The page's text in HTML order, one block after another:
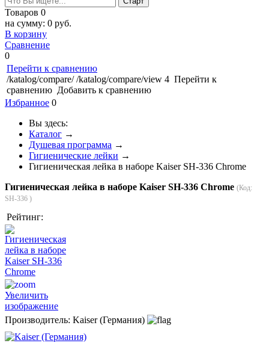
Товаров 0
на сумму: 0 руб.
В корзину
Сравнение
0
Перейти к сравнению
/katalog/compare/ /katalog/compare/view 4 Перейти к
сравнению Добавить к сравнению
Избранное 0
Вы здесь:
Каталог →
Душевая программа →
Гигиенические лейки →
Гигиеническая лейка в наборе Kaiser SH-336 Chrome
Гигиеническая лейка в наборе Kaiser SH-336 Chrome (Код:
SH-336 )
Рейтинг:
Увеличить
изображение
Производитель: Kaiser (Германия)